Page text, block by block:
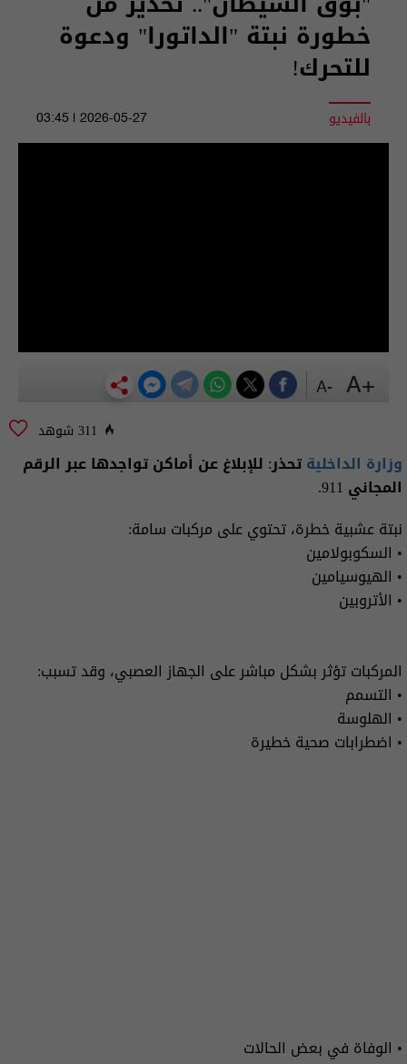
خطورة نبتة "الداتورا" ودعوة
للتحرك!
بالفيديو 2026-05-27 | 03:45
311 شوهد
وزارة الداخليةتحذر: للإبلاغ عن أماكن تواجدها عبر الرقم
المجاني 911.
نبتة عشبية خطرة، تحتوي على مركبات سامة:
• السكوبولامين
• الهيوسيامين
• الأتروبين
المركبات تؤثر بشكل مباشر على الجهاز العصبي، وقد تسبب:
• التسمم
• الهلوسة
• اضطرابات صحية خطيرة
• الوفاة في بعض الحالات
+A
-A